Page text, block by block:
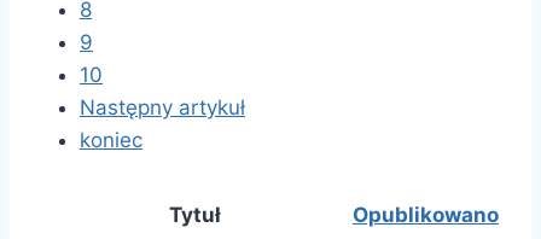
8
9
10
Następny artykuł
koniec
Tytuł Opublikowano